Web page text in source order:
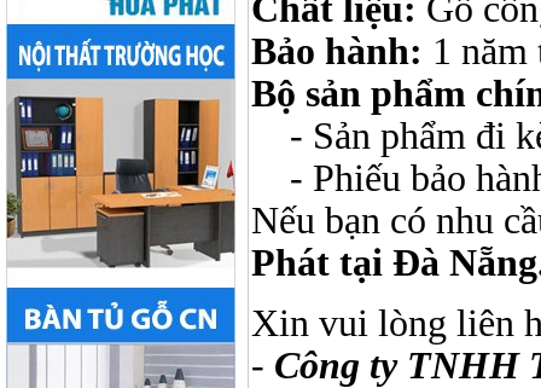
Chất liệu: Gỗ
Bảo hành: 1 năm
Bộ sản phẩm
- Sản phẩm đi
- Phiếu bảo
Nếu bạn có nhu
Phát tại Đà
Xin vui lòng liên
- Công ty TNHH